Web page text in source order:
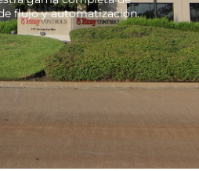
flujo y automatización.